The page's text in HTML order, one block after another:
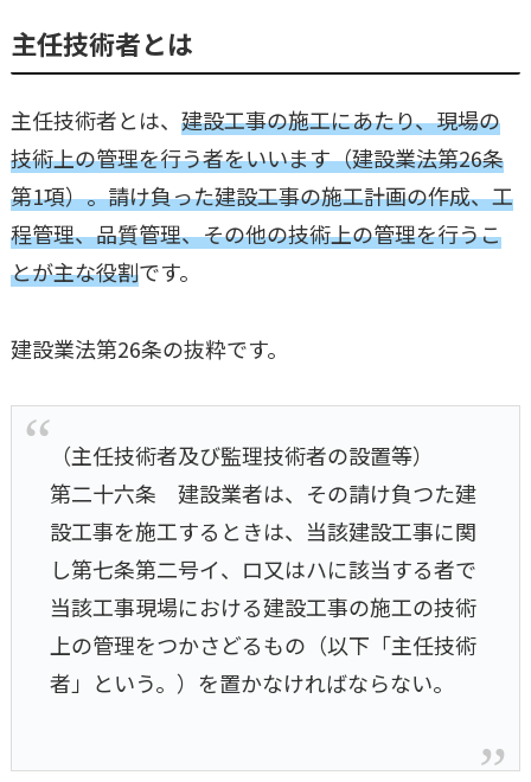
主任技術者とは
主任技術者とは、 建設工事の施工にあたり、現場の
技術上の管理を行う者をいいます（建設業法第26条
第1項）。請け負った建設工事の施工計画の作成、工
程管理、品質管理、その他の技術上の管理を行うこ
とが主な役割です。
建設業法第26条の抜粋です。
（主任技術者及び監理技術者の設置等）
第二十六条 建設業者は、その請け負つた建
設工事を施工するときは、当該建設工事に関
し第七条第二号イ、ロ又はハに該当する者で
当該工事現場における建設工事の施工の技術
上の管理をつかさどるもの（以下「主任技術
者」という。）を置かなければならない。